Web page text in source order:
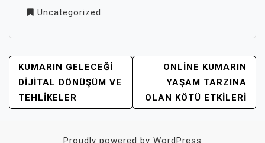
Uncategorized
YAZI
GEZINMESI
KUMARIN GELECEĞI
DIJITAL DÖNÜŞÜM VE
TEHLIKELER
ONLINE KUMARIN
YAŞAM TARZINA
OLAN KÖTÜ ETKILERI
Proudly powered by WordPress